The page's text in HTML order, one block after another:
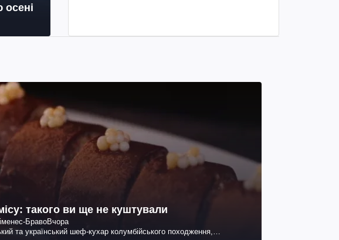
такого ви ще не куштували
БравоВчора
та український шеф-кухар колумбійського походження,